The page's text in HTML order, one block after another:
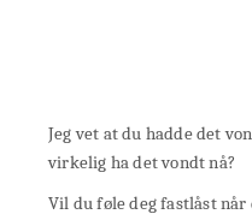
Jeg vet at du hadde det
virkelig ha det vondt nå?
Vil du føle deg fastlåst